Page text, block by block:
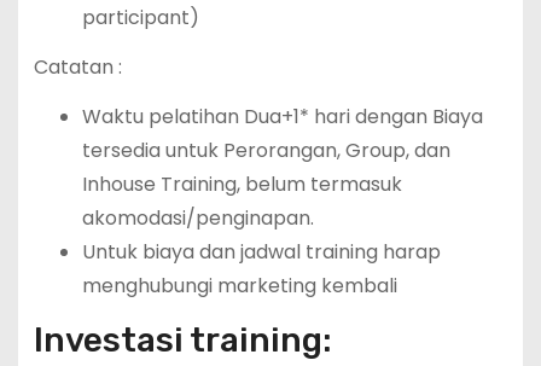
participant)
Catatan :
Waktu pelatihan Dua+1* hari dengan Biaya
tersedia untuk Perorangan, Group, dan
Inhouse Training, belum termasuk
akomodasi/penginapan.
Untuk biaya dan jadwal training harap
menghubungi marketing kembali
Investasi training: